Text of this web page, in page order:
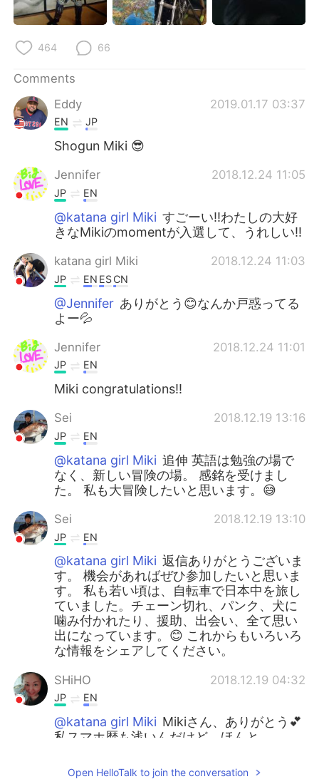
464 66
Comments
Eddy
2019.01.17 03:37
EN JP
Shogun Miki 😎
Jennifer 2018.12.24 11:05
JP EN
@katana girl Miki すごーい‼️わたしの大好
きなMikiのmomentが入選して、うれしい‼️
katana girl Miki 2018.12.24 11:03
JP EN ESCN
@Jennifer ありがとう😊なんか戸惑ってる
よー💦
Jennifer 2018.12.24 11:01
JP EN
Miki congratulations‼️
Sei 2018.12.19 13:16
JP EN
@katana girl Miki 追伸 英語は勉強の場で
なく、新しい冒険の場。 感銘を受けまし
た。 私も大冒険したいと思います。😅
Sei 2018.12.19 13:10
JP EN
@katana girl Miki 返信ありがとうございま
す。 機会があればぜひ参加したいと思いま
す。 私も若い頃は、自転車で日本中を旅し
ていました。チェーン切れ、パンク、犬に
噛み付かれたり、援助、出会い、全て思い
出になっています。😊 これからもいろいろ
な情報をシェアしてください。
SHiHO 2018.12.19 04:32
JP EN
@katana girl Miki Mikiさん、ありがとう💕
私スマホ歴も浅いんだけど、ほんと
なるとなかなか人との出会いがないから、
Open HelloTalk to join the conversation